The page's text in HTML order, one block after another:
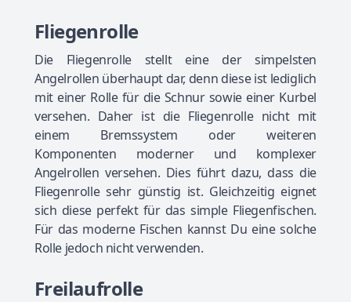
Fliegenrolle
Die Fliegenrolle stellt eine der simpelsten
Angelrollen überhaupt dar, denn diese ist lediglich
mit einer Rolle für die Schnur sowie einer Kurbel
versehen. Daher ist die Fliegenrolle nicht mit
einem Bremssystem oder weiteren
Komponenten moderner und komplexer
Angelrollen versehen. Dies führt dazu, dass die
Fliegenrolle sehr günstig ist. Gleichzeitig eignet
sich diese perfekt für das simple Fliegenfischen.
Für das moderne Fischen kannst Du eine solche
Rolle jedoch nicht verwenden.
Freilaufrolle